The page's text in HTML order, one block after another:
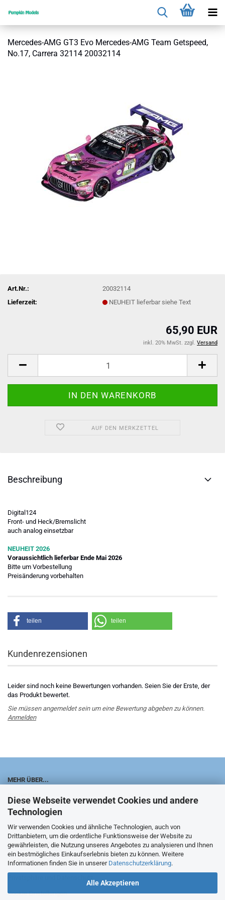
Diese Webseite verwendet Cookies und andere
Technologien
Wir verwenden Cookies und ähnliche Technologien, auch von
Drittanbietern, um die ordentliche Funktionsweise der Website zu
gewährleisten, die Nutzung unseres Angebotes zu analysieren und Ihnen
ein bestmögliches Einkaufserlebnis bieten zu können. Weitere
Informationen finden Sie in unserer Datenschutzerklärung.
Alle Akzeptieren
Mercedes-AMG GT3 Evo Mercedes-AMG Team Getspeed,
No.17, Carrera 32114 20032114
Art.Nr.:
20032114
Lieferzeit:
NEUHEIT lieferbar siehe Text
65,90 EUR
inkl. 20% MwSt. zzgl. Versand
AUF DEN MERKZETTEL
Beschreibung
Digital124
Front- und Heck/Bremslicht
auch analog einsetzbar
NEUHEIT 2026
Voraussichtlich lieferbar Ende Mai 2026
Bitte um Vorbestellung
Preisänderung vorbehalten
teilen teilen
Kundenrezensionen
Leider sind noch keine Bewertungen vorhanden. Seien Sie der Erste, der
das Produkt bewertet.
Sie müssen angemeldet sein um eine Bewertung abgeben zu können.
Anmelden
MEHR ÜBER...
Impressum
Kontakt
Versand- & Zahlungsbedingungen
Widerrufsrecht & Widerrufsformular
AGB
Cookie Einstellungen